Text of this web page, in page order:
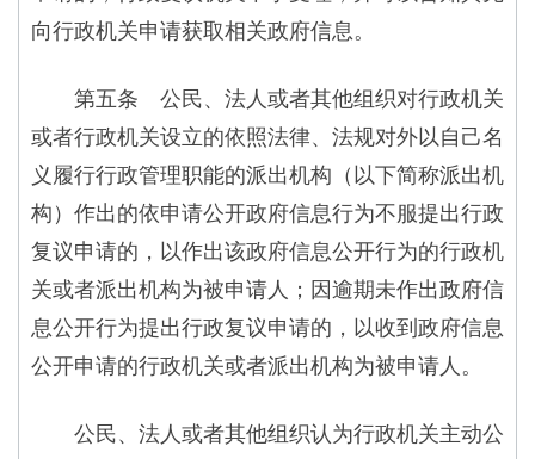
向行政机关申请获取相关政府信息。
第五条 公民、法人或者其他组织对行政机关
或者行政机关设立的依照法律、法规对外以自己名
义履行行政管理职能的派出机构（以下简称派出机
构）作出的依申请公开政府信息行为不服提出行政
复议申请的，以作出该政府信息公开行为的行政机
关或者派出机构为被申请人；因逾期未作出政府信
息公开行为提出行政复议申请的，以收到政府信息
公开申请的行政机关或者派出机构为被申请人。
公民、法人或者其他组织认为行政机关主动公